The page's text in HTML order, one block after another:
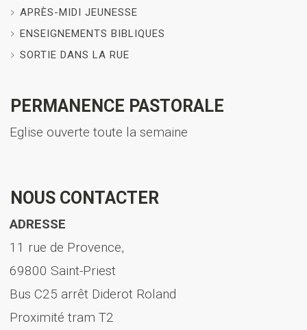
APRÈS-MIDI JEUNESSE
ENSEIGNEMENTS BIBLIQUES
SORTIE DANS LA RUE
PERMANENCE PASTORALE
Eglise ouverte toute la semaine
NOUS CONTACTER
ADRESSE
11 rue de Provence,
69800 Saint-Priest
Bus C25 arrêt Diderot Roland
Proximité tram T2